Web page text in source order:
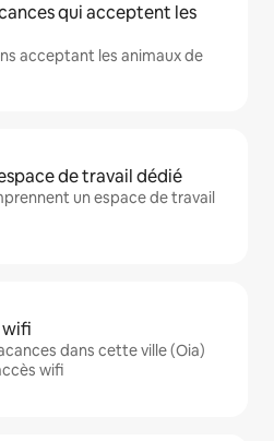
qui acceptent les
acceptant les animaux de
de travail dédié
un espace de travail
dans cette ville (Oia)
wifi